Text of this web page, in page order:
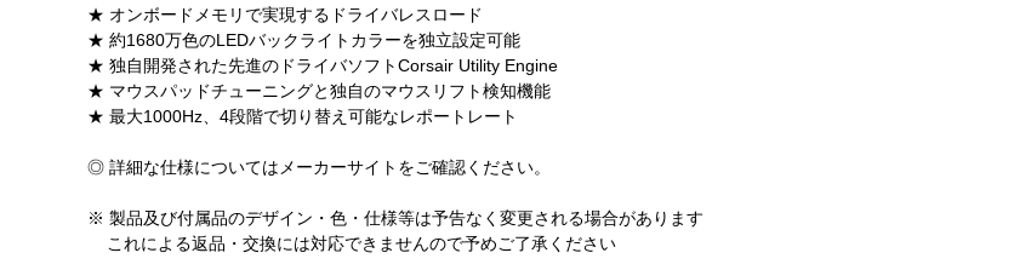
★ オンボードメモリで実現するドライバレスロード
★ 約1680万色のLEDバックライトカラーを独立設定可能
★ 独自開発された先進のドライバソフトCorsair Utility Engine
★ マウスパッドチューニングと独自のマウスリフト検知機能
★ 最大1000Hz、4段階で切り替え可能なレポートレート
◎ 詳細な仕様についてはメーカーサイトをご確認ください。
※ 製品及び付属品のデザイン・色・仕様等は予告なく変更される場合があります
これによる返品・交換には対応できませんので予めご了承ください